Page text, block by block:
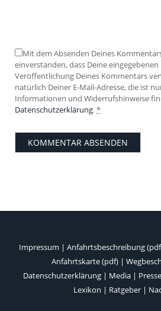
Mit dem Absenden Deines
einverstanden, dass Deine
Veröffentlichung Deines Kommentars
natürlich Deiner E-Mail-Adresse, die ist
Informationen und Widerrufshinweise
Datenschutzerklärung.*
Impressum | Anfahrtsbeschreibung
Anfahrtskarte (pdf) |
Datenschutzerklärung | Media |
Lexikon | Ratgeber |